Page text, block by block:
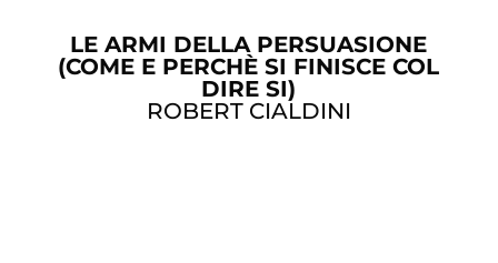
LE ARMI DELLA PERSUASIONE
(COME E PERCHÈ SI FINISCE COL
DIRE SI)
ROBERT CIALDINI